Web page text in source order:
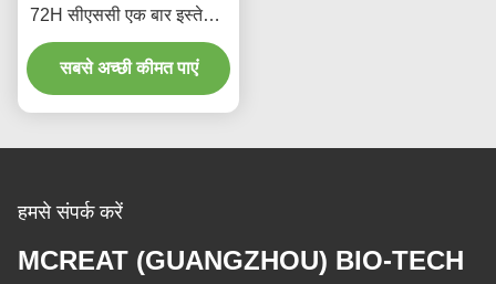
72H सीएससी एक बार इस्तेमाल
होने वाली चिकित्सा सामग्री
सबसे अच्छी कीमत पाएं
हमसे संपर्क करें
MCREAT (GUANGZHOU) BIO-TECH